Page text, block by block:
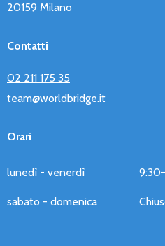
20159 Milano
Contatti
02 211 175 35
team@worldbridge.it
Orari
lunedì - venerdì
sabato - domenica